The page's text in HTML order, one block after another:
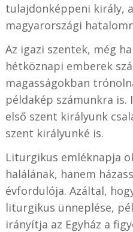
tulajdonképpeni király,
magyarországi
Az igazi szentek, még
hétköznapi emberek
magasságokban
példakép számunkra is.
első szent királyunk
szent királyunké is.
Liturgikus emléknapja
halálának, hanem
évfordulója. Azáltal,
liturgikus ünneplése,
irányítja az Egyház a